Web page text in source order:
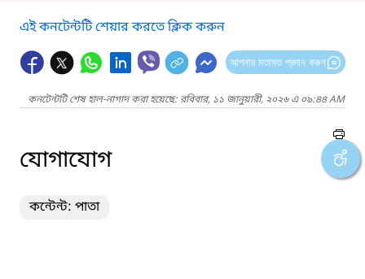
এই কনটেন্টটি শেয়ার করতে ক্লিক করুন
আপনার মতামত প্রদান করুন
কনটেন্টটি শেষ হাল-নাগাদ করা হয়েছে: রবিবার, ১১ জানুয়ারী, ২০২৬ এ ০৯:৪৪ AM
যোগাযোগ
কন্টেন্ট: পাতা